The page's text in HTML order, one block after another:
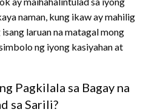
naman, kung ikaw ay mahilig
laruan na matagal mong
ng iyong kasiyahan at
Pagkilala sa Bagay na
sa Sarili?